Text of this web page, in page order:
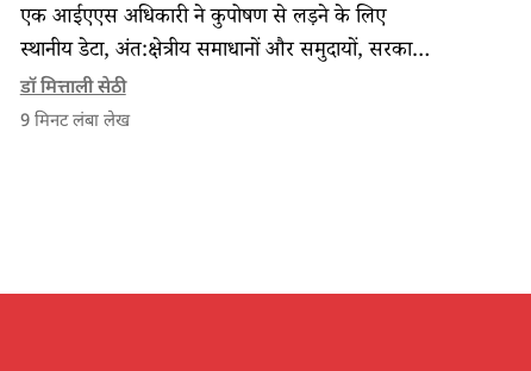
एक आईएएस अधिकारी ने कुपोषण से लड़ने के लिए
स्थानीय डेटा, अंत:क्षेत्रीय समाधानों और समुदायों, सरकारों
और स्वयंसेवी संस्थाओं की भूमिका के महत्व को दर्शाया है।
डॉ मित्ताली सेठी
9मिनट लंबा लेख